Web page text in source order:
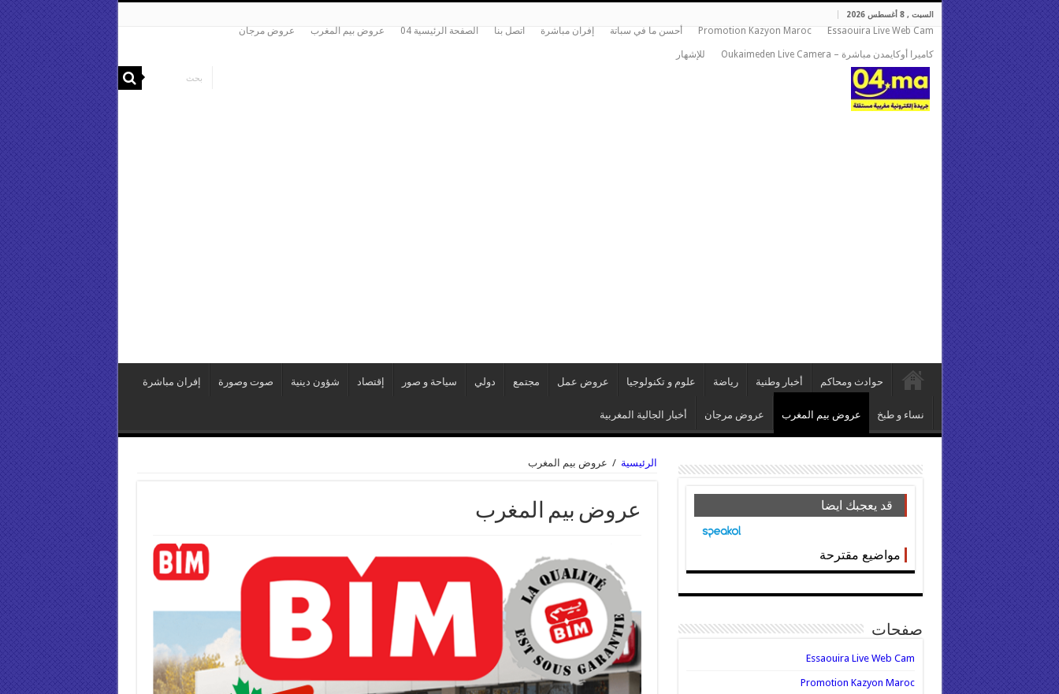
السبت , 8 أغسطس 2026
Essaouira Live Web Cam
Promotion Kazyon Maroc أحسن ما في سباتة إفران مباشرة اتصل بنا الصفحة الرئيسية 04 عروض بيم المغرب عروض مرجان
كاميرا أوكايمدن مباشرة – Oukaimeden Live Camera للإشهار
حوادث ومحاكم أخبار وطنية رياضة علوم و تكنولوجيا عروض عمل مجتمع دولي سياحة و صور إقتصاد شؤون دينية صوت وصورة إفران مباشرة
نساء و طبخ عروض بيم المغرب عروض مرجان أخبار الجالية المغربية
الرئيسية / عروض بيم المغرب
عروض بيم المغرب قد يعجبك ايضا
مواضيع مقترحة
صفحات
Essaouira Live Web Cam
Promotion Kazyon Maroc